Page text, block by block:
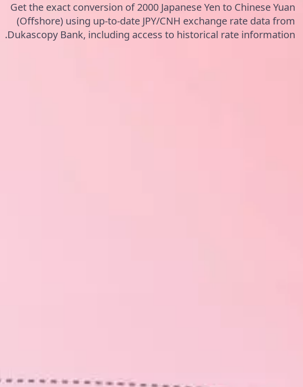
Get the exact conversion of 2000 Japanese Yen to Chinese Yuan
(Offshore) using up-to-date JPY/CNH exchange rate data from
Dukascopy Bank, including access to historical rate information.